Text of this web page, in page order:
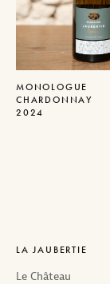
MONOLOGUE
CHARDONNAY
2024
LA JAUBERTIE
Le Château